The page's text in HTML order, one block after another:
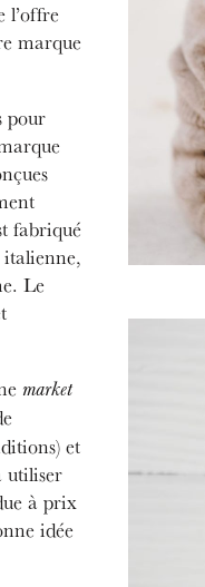
l’offre
marque
pour
fabriqué
italienne,
Le
market
et
utiliser
à prix
idée